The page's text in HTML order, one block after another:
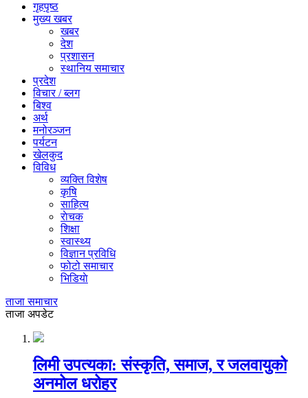
गृहपृष्ठ
मुख्य खबर
खबर
देश
प्रशासन
स्थानिय समाचार
प्रदेश
विचार / ब्लग
बिश्व
अर्थ
मनोरञ्जन
पर्यटन
खेलकुद
विविध
व्यक्ति विशेष
कृषि
साहित्य
राेचक
शिक्षा
स्वास्थ्य
विज्ञान प्रविधि
फोटो समाचार
भिडियाे
ताजा समाचार
ताजा अपडेट
लिमी उपत्यका: संस्कृति, समाज, र जलवायुको
अनमोल धरोहर